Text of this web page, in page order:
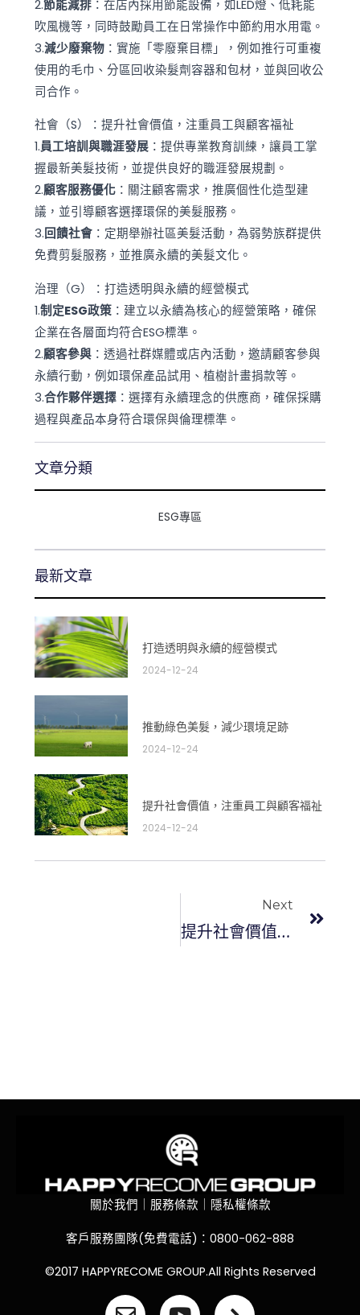
2.節能減排：在店內採用節能設備，如LED燈、低耗能
吹風機等，同時鼓勵員工在日常操作中節約用水用電。
3.減少廢棄物：實施「零廢棄目標」，例如推行可重複
使用的毛巾、分區回收染髮劑容器和包材，並與回收公
司合作。
社會（S）：提升社會價值，注重員工與顧客福祉
1.員工培訓與職涯發展：提供專業教育訓練，讓員工掌
握最新美髮技術，並提供良好的職涯發展規劃。
2.顧客服務優化：關注顧客需求，推廣個性化造型建
議，並引導顧客選擇環保的美髮服務。
3. 回饋社會：定期舉辦社區美髮活動，為弱勢族群提供
免費剪髮服務，並推廣永續的美髮文化。
治理（G）：打造透明與永續的經營模式
1.制定ESG政策：建立以永續為核心的經營策略，確保
企業在各層面均符合ESG標準。
2.顧客參與：透過社群媒體或店內活動，邀請顧客參與
永續行動，例如環保產品試用、植樹計畫捐款等。
3.合作夥伴選擇：選擇有永續理念的供應商，確保採購
過程與產品本身符合環保與倫理標準。
文章分類
ESG專區
最新文章​
打造透明與永續的經營模式
2024-12-24
推動綠色美髮，減少環境足跡
2024-12-24
提升社會價值，注重員工與顧客福祉
2024-12-24
Next
提升社會價值，注重員工與顧客福祉
關於我們｜服務條款｜隱私權條款
客戶服務團隊(免費電話)：0800-062-888
©2017 HAPPYRECOME GROUP.All Rights Reserved
E Y A